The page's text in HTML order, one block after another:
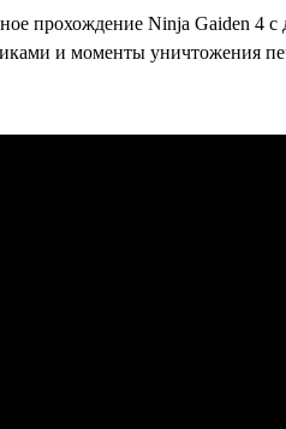
прохождение Ninja Gaiden 4
и моменты уничтожения